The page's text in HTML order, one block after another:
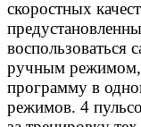
скоростных
воспользоваться
ручным режимом,
программу в
режимов. 4